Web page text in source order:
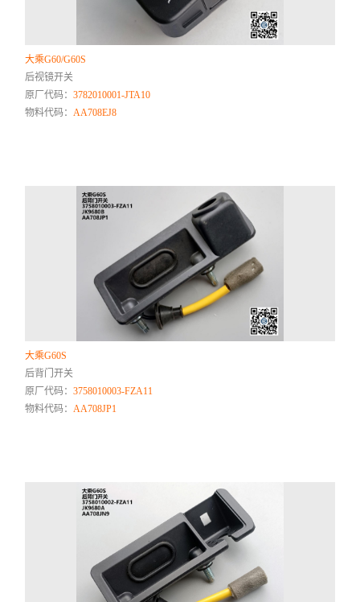
大乘G60/G60S
后视镜开关
原厂代码：3782010001-JTA10
物料代码： AA708EJ8
大乘G60S
后背门开关
原厂代码：3758010003-FZA11
物料代码： AA708JP1